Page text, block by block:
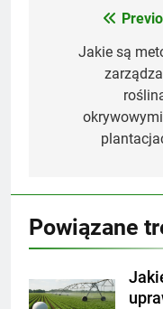
Nawigacja
wpisuJakie są
Powiązane